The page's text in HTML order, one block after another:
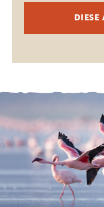
Federhelmturakos,
Picknickplätzen und
DIESE